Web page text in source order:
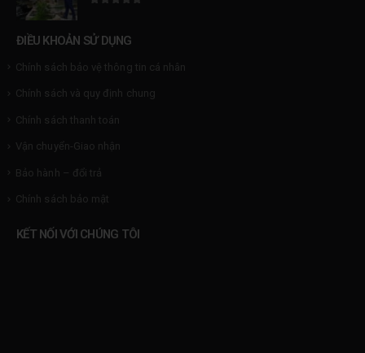
ĐIỀU KHOẢN SỬ DỤNG
Chính sách bảo vệ thông tin cá nhân
Chính sách và quy định chung
Chính sách thanh toán
Vận chuyển-Giao nhận
Bảo hành – đổi trả
Chính sách bảo mật
KẾT NỐI VỚI CHÚNG TÔI